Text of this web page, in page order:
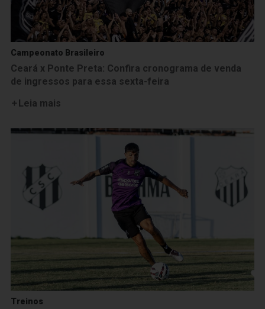
Campeonato Brasileiro
Ceará x Ponte Preta: Confira cronograma de venda
de ingressos para essa sexta-feira
Leia mais
Treinos